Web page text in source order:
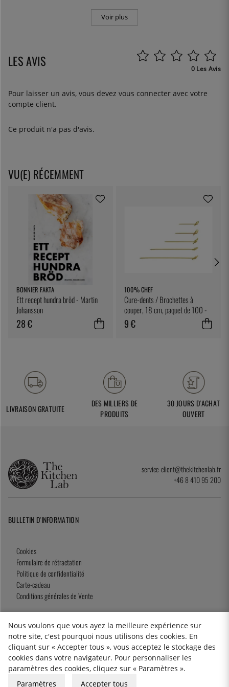
Voir plus
LES AVIS 0 Les Avis
Pour laisser un avis, vous devez vous connecter avec votre
compte client.
Ce produit n'a pas d'avis.
VU(E) RÉCEMMENT
BONNIER FAKTA
Ett recept hundra bröd - Martin
Johansson
28 €
100% CHEF
Cure-dents / Brochettes à
couper, 18 cm, paquet de 100 -
100% Chef
9 €
LIVRAISON GRATUITE
DES MILLIERS DE
PRODUITS
30 JOURS D'ACHAT
OUVERT
service-client@thekitchenlab.fr
+46 8 410 95 200
BULLETIN D'INFORMATION
Cookies
Formulaire de rétractation
Politique de confidentialité
Carte-cadeau
Conditions générales de Vente
2026 KitchenLab AB
Nous voulons que vous ayez la meilleure expérience sur
notre site, c'est pourquoi nous utilisons des cookies. En
cliquant sur « Accepter tous », vous acceptez le stockage des
cookies dans votre navigateur. Pour personnaliser les
paramètres des cookies, cliquez sur « Paramètres ».
Paramètres
Accepter tous